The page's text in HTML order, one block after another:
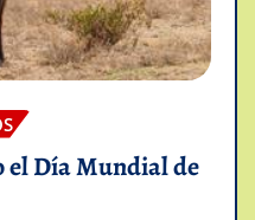
el Día Mundial de